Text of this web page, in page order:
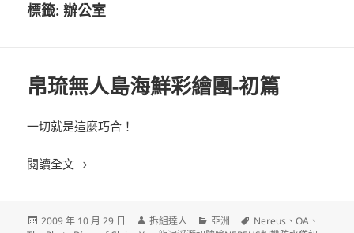
標籤:辦公室
帛琉無人島海鮮彩繪團-初篇
一切就是這麼巧合！
閱讀全文 帛琉無人島海鮮彩繪團-初篇
發
2009 年 10 月 29 日
作
拆組達人
分
亞洲
標
Nereus 、OA 、